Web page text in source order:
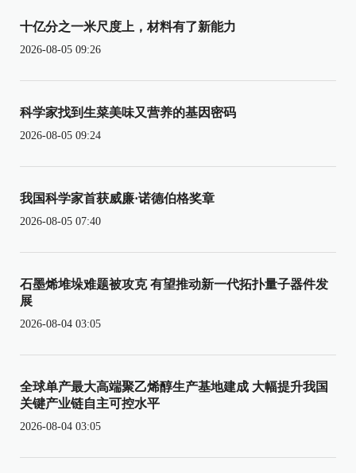
十亿分之一米尺度上，材料有了新能力
2026-08-05 09:26
科学家找到生菜美味又营养的基因密码
2026-08-05 09:24
我国科学家首获威廉·诺德伯格奖章
2026-08-05 07:40
石墨烯堆垛难题被攻克 有望推动新一代拓扑量子器件发
展
2026-08-04 03:05
全球单产最大高端聚乙烯醇生产基地建成 大幅提升我国
关键产业链自主可控水平
2026-08-04 03:05